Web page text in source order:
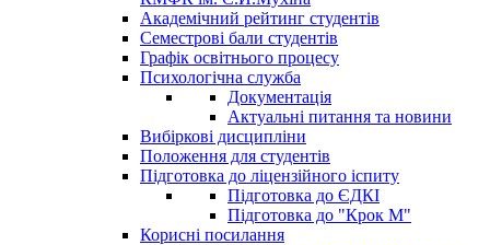
Академічний рейтинг студентів
Семестрові бали студентів
Графік освітнього процесу
Психологічна служба
Документація
Актуальні питання та новини
Вибіркові дисципліни
Положення для студентів
Підготовка до ліцензійного іспиту
Підготовка до ЄДКІ
Підготовка до "Крок М"
Корисні посилання